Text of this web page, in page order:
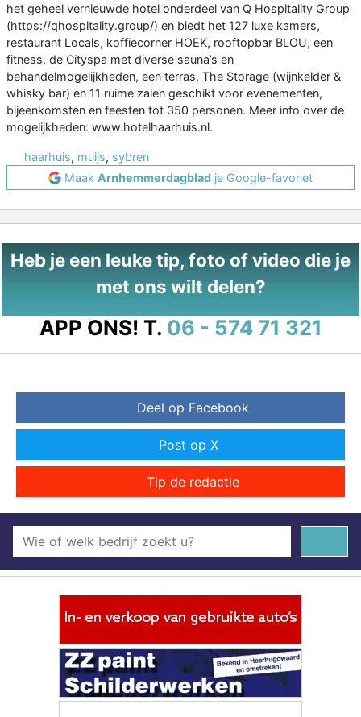
het geheel vernieuwde hotel onderdeel van Q Hospitality Group
(https://qhospitality.group/) en biedt het 127 luxe kamers,
restaurant Locals, koffiecorner HOEK, rooftopbar BLOU, een
fitness, de Cityspa met diverse sauna’s en
behandelmogelijkheden, een terras, The Storage (wijnkelder &
whisky bar) en 11 ruime zalen geschikt voor evenementen,
bijeenkomsten en feesten tot 350 personen. Meer info over de
mogelijkheden: www.hotelhaarhuis.nl.
haarhuis, muijs, sybren
Maak Arnhemmerdagblad je Google-favoriet
Heb je een leuke tip, foto of video die je
met ons wilt delen?
APP ONS! T. 06 - 574 71 321
Deel op Facebook
Post op X
Tip de redactie